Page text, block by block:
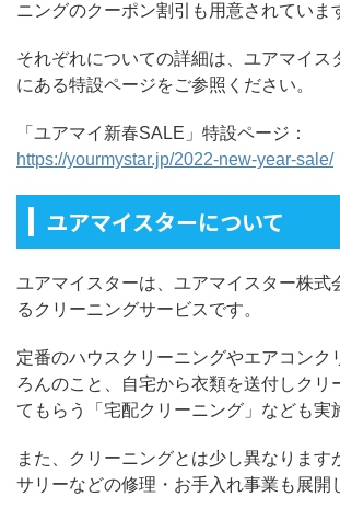
ニングのクーポン割引も用意されていま
それぞれについての詳細は、ユアマイス
にある特設ページをご参照ください。
「ユアマイ新春SALE」特設ページ：
https://yourmystar.jp/2022-new-year-sale/
ユアマイスターについて
ユアマイスターは、ユアマイスター株式
るクリーニングサービスです。
定番のハウスクリーニングやエアコンク
ろんのこと、自宅から衣類を送付しクリ
てもらう「宅配クリーニング」なども実
また、クリーニングとは少し異なります
サリーなどの修理・お手入れ事業も展開